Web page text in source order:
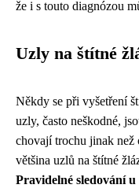
že i s touto diagnózou
Uzly na štítné
Někdy se při vyšetření
uzly, často neškodné,
chovají trochu jinak než
většina uzlů na štítné
Pravidelné sledování